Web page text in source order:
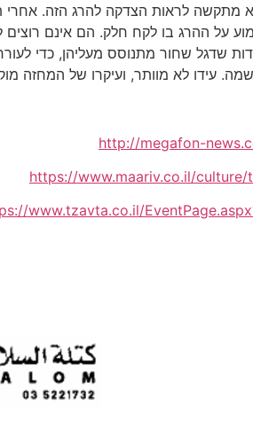
מתקשה לראות הצדקה להרג הזה.
על ההרג בו לקח חלק. הם אינם רוצים
שדגל שחור מתנוסס מעליהן, כדי
עידו לא מוותר, ועיקרו של המחזה
http://megafon-
https://www.maariv.co.il/
www.tzavta.co.il/